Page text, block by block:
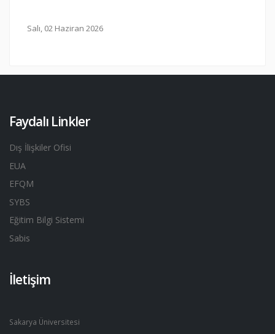
Salı, 02 Haziran 2026
Faydalı Linkler
Dış İlişkiler Ofisi
EUA
EFQM
SYBS
Eğitim Bilgi Sistemi
Sabis
İletişim
Sakarya Üniversitesi